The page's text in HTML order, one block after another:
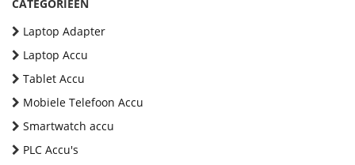
CATEGORIEËN
Laptop Adapter
Laptop Accu
Tablet Accu
Mobiele Telefoon Accu
Smartwatch accu
PLC Accu's